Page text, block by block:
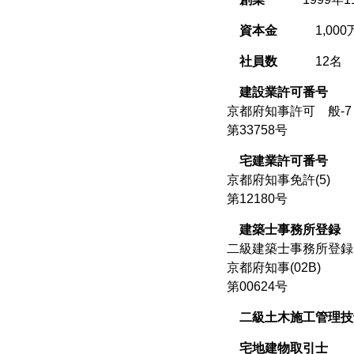
資本金 1,000
社員数 12名
建設業許可番号
京都府知事許可 般-7
第33758号
宅建業許可番号
京都府知事免許(5)
第12180号
建築士事務所登録
二級建築士事務所登録
京都府知事(02B)
第00624号
二級土木施工管理
宅地建物取引士